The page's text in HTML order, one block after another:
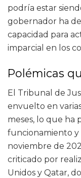
podría estar
gobernador ha
capacidad para
imparcial en los
Polémicas
El Tribunal de
envuelto en
meses, lo que ha
funcionamiento y
noviembre de
criticado por
Unidos y Qatar,